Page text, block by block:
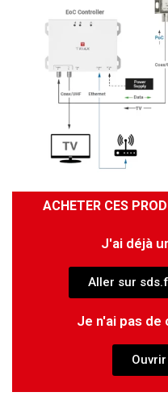
ACHETER CES
J'ai déjà
Aller sur
Je n'ai pas de